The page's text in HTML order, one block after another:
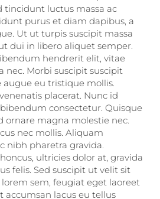
tincidunt luctus massa ac
purus et diam dapibus, a
Ut ut turpis suscipit massa
dui in libero aliquet semper.
hendrerit elit, vitae
nec. Morbi suscipit suscipit
augue eu tristique mollis.
placerat. Nunc id
consectetur. Quisque
ornare magna molestie nec.
nec mollis. Aliquam
nibh pharetra gravida.
ultricies dolor at, gravida
felis. Sed suscipit ut velit sit
sem, feugiat eget laoreet
accumsan lacus eu tellus